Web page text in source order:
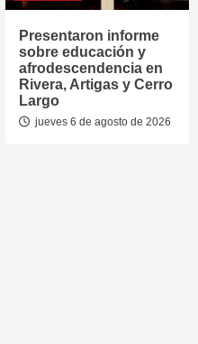
Presentaron informe
sobre educación y
afrodescendencia en
Rivera, Artigas y Cerro
Largo
jueves 6 de agosto de 2026